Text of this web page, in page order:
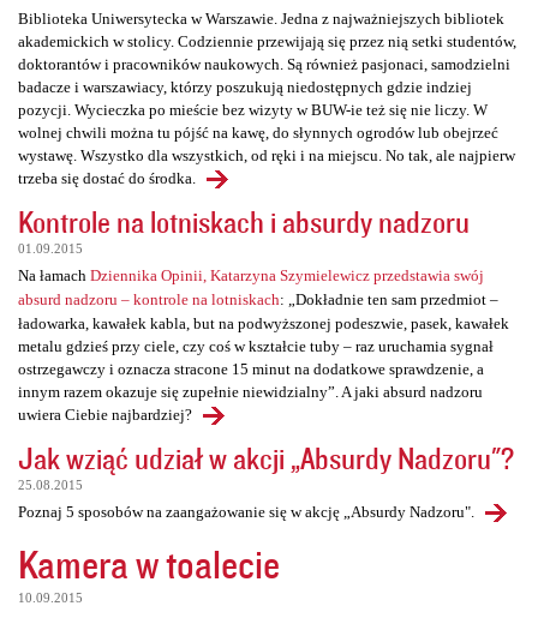
Biblioteka Uniwersytecka w Warszawie. Jedna z najważniejszych bibliotek
akademickich w stolicy. Codziennie przewijają się przez nią setki studentów,
doktorantów i pracowników naukowych. Są również pasjonaci, samodzielni
badacze i warszawiacy, którzy poszukują niedostępnych gdzie indziej
pozycji. Wycieczka po mieście bez wizyty w BUW-ie też się nie liczy. W
wolnej chwili można tu pójść na kawę, do słynnych ogrodów lub obejrzeć
wystawę. Wszystko dla wszystkich, od ręki i na miejscu. No tak, ale najpierw
trzeba się dostać do środka.
Kontrole na lotniskach i absurdy nadzoru
01.09.2015
Na łamach Dziennika Opinii, Katarzyna Szymielewicz przedstawia swój
absurd nadzoru – kontrole na lotniskach: „Dokładnie ten sam przedmiot –
ładowarka, kawałek kabla, but na podwyższonej podeszwie, pasek, kawałek
metalu gdzieś przy ciele, czy coś w kształcie tuby – raz uruchamia sygnał
ostrzegawczy i oznacza stracone 15 minut na dodatkowe sprawdzenie, a
innym razem okazuje się zupełnie niewidzialny”. A jaki absurd nadzoru
uwiera Ciebie najbardziej?
Jak wziąć udział w akcji „Absurdy Nadzoru"?
25.08.2015
Poznaj 5 sposobów na zaangażowanie się w akcję „Absurdy Nadzoru".
Kamera w toalecie
10.09.2015